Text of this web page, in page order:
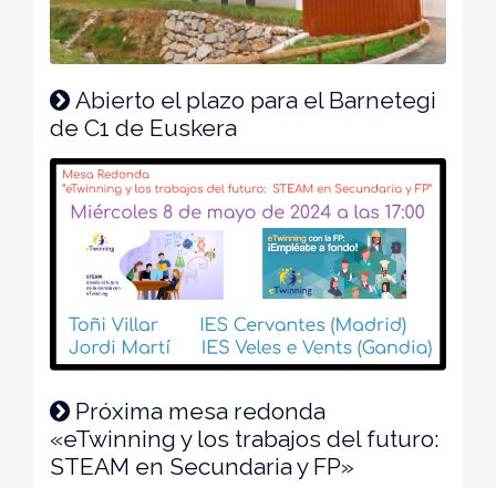
Abierto el plazo para el Barnetegi
de C1 de Euskera
Próxima mesa redonda
«eTwinning y los trabajos del futuro:
STEAM en Secundaria y FP»